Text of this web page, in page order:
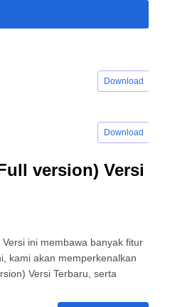
Download
Download
version) Versi
ini membawa banyak fitur
kami akan memperkenalkan
Versi Terbaru, serta